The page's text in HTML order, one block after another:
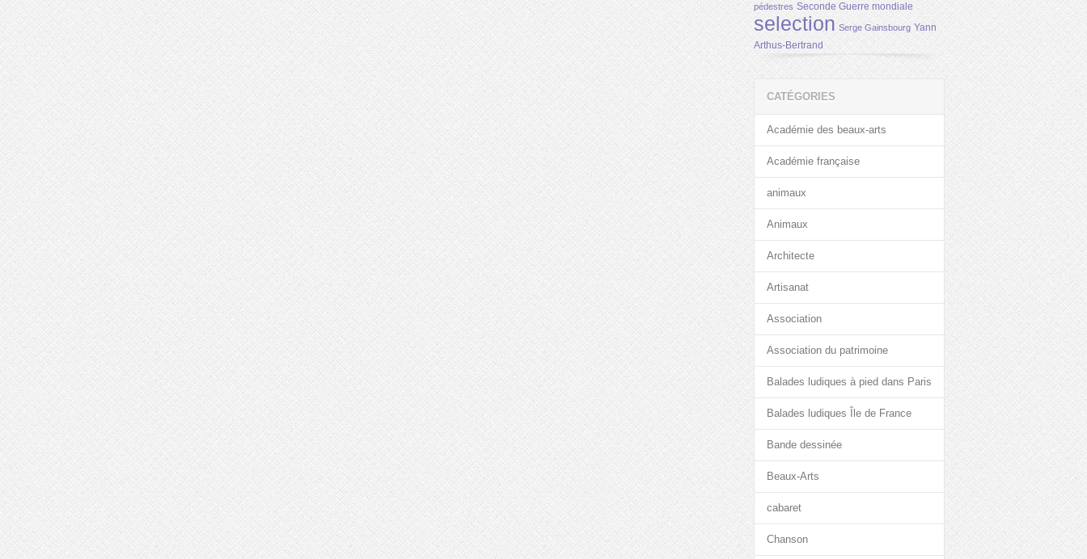
pédestres Seconde Guerre mondiale
selection Serge Gainsbourg Yann
Arthus-Bertrand
CATÉGORIES
Académie des beaux-arts
Académie française
animaux
Animaux
Architecte
Artisanat
Association
Association du patrimoine
Balades ludiques à pied dans Paris
Balades ludiques Île de France
Bande dessinée
Beaux-Arts
cabaret
Chanson